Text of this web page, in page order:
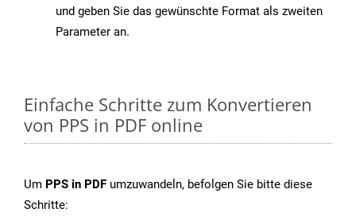
und geben Sie das gewünschte Format als zweiten
Parameter an.
Einfache Schritte zum Konvertieren
von PPS in PDF online
Um PPS in PDF umzuwandeln, befolgen Sie bitte diese
Schritte: